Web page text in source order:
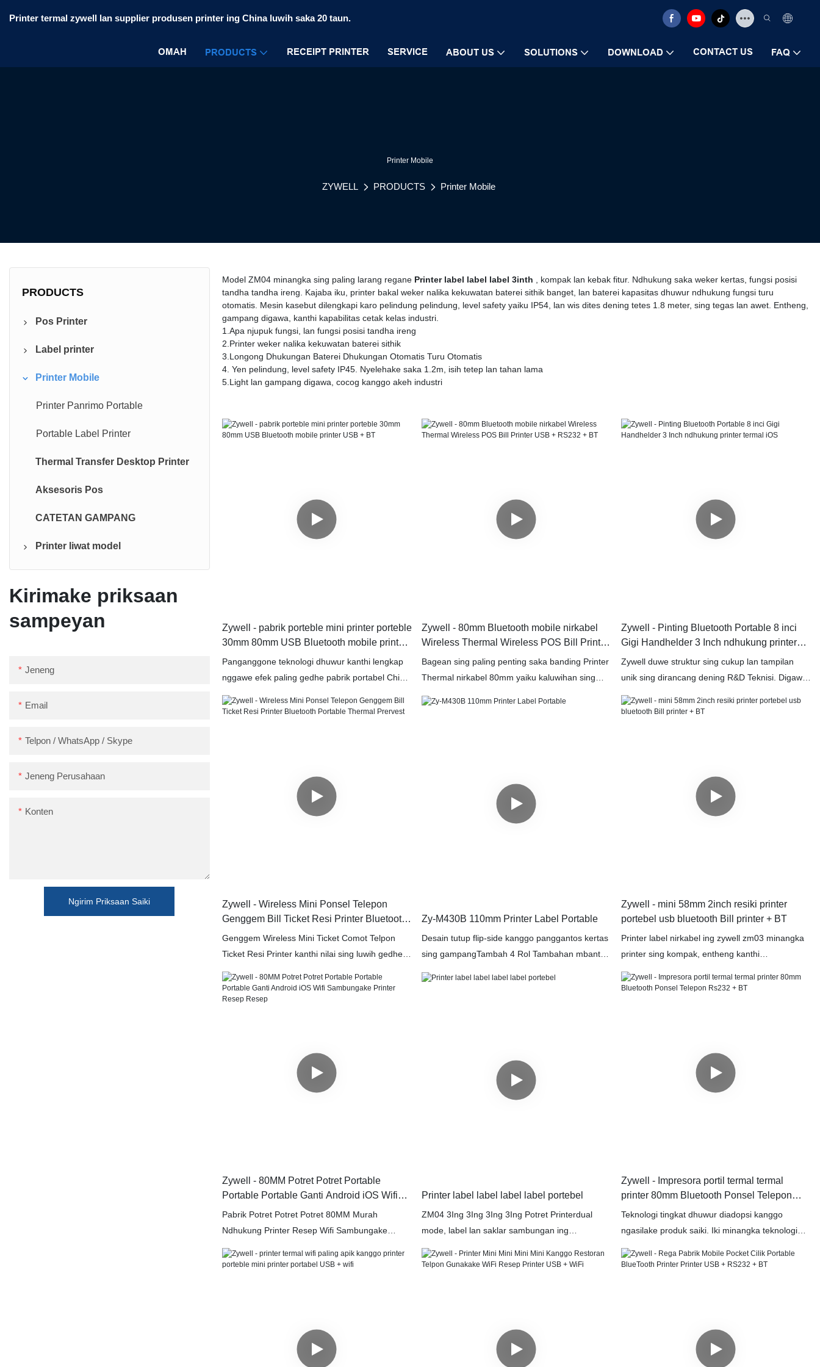
Printer termal zywell lan supplier produsen printer ing China luwih saka 20 taun.
OMAH PRODUCTS RECEIPT PRINTER SERVICE ABOUT US SOLUTIONS DOWNLOAD CONTACT US FAQ
Printer Mobile
ZYWELL PRODUCTS Printer Mobile
PRODUCTS
Pos Printer
Printer Resi 80mm
Printer Resi 58mm
Label printer
Printer label label 4 inci
Printer label label 3 inci
Printer Mobile
Printer Panrimo Portable
Portable Label Printer
Thermal Transfer Desktop Printer
Aksesoris Pos
CATETAN GAMPANG
Printer liwat model
Printer Kuitansi
Kirimake priksaan
sampeyan
Jeneng
Email
Telpon / WhatsApp / Skype
Jeneng Perusahaan
Konten
Ngirim Priksaan Saiki
Model ZM04 minangka sing paling larang regane Printer label label label 3inth
, kompak lan kebak fitur. Ndhukung saka weker kertas, fungsi posisi
tandha tandha ireng. Kajaba iku, printer bakal weker nalika kekuwatan baterei sithik banget, lan baterei kapasitas dhuwur ndhukung fungsi turu
otomatis. Mesin kasebut dilengkapi karo pelindung pelindung, level safety yaiku IP54, lan wis dites dening tetes 1.8 meter, sing tegas lan awet. Entheng,
gampang digawa, kanthi kapabilitas cetak kelas industri.
1.Apa njupuk fungsi, lan fungsi posisi tandha ireng
2.Printer weker nalika kekuwatan baterei sithik
3.Longong Dhukungan Baterei Dhukungan Otomatis Turu Otomatis
4. Yen pelindung, level safety IP45. Nyelehake saka 1.2m, isih tetep lan tahan lama
5.Light lan gampang digawa, cocog kanggo akeh industri
Zywell - pabrik porteble mini printer porteble
30mm 80mm USB Bluetooth mobile printer
USB + BT
Panganggone teknologi dhuwur kanthi lengkap
nggawe efek paling gedhe pabrik portabel China
3Inch 80mm USB Bluetooth printer wis diputer.
Nduwe aplikasi sing amba lan saiki cocog
Zywell - 80mm Bluetooth mobile nirkabel
Wireless Thermal Wireless POS Bill Printer
USB + RS232 + BT
Bagean sing paling penting saka banding Printer
Thermal nirkabel 80mm yaiku kaluwihan sing
dipimpin tren industri
Zywell - Pinting Bluetooth Portable 8 inci
Gigi Handhelder 3 Inch ndhukung printer
termal iOS
Zywell duwe struktur sing cukup lan tampilan
unik sing dirancang dening R&D Teknisi. Digawe
saka bahan mentah-wektu sing berkualitas
tinggi, printer mini, printer termal, cetak label,
Zywell - Wireless Mini Ponsel Telepon
Genggem Bill Ticket Resi Printer Bluetooth
Portable Thermal Prervest
Genggem Wireless Mini Ticket Comot Telpon
Ticket Resi Printer kanthi nilai sing luwih gedhe,
bisa entuk macem-macem aplikasi sing luwih
apik kanggo para pelanggan lan nggawe
macem-macem aplikasi, kalebu jinis printer
Zy-M430B 110mm Printer Label Portable
Desain tutup flip-side kanggo panggantos kertas
sing gampangTambah 4 Rol Tambahan mbantu
nambah macet kertas Desain tanpa tong
Zywell - mini 58mm 2inch resiki printer
portebel usb bluetooth Bill printer + BT
Printer label nirkabel ing zywell zm03 minangka
printer sing kompak, entheng kanthi
panyambungan Bluetooth lan Wi-Fi. Nawakake
percetakan kanthi resolusi dhuwur, kompatibel
Zywell - 80MM Potret Potret Portable
Portable Portable Ganti Android iOS Wifi
Sambungake Printer Resep Resep
Pabrik Potret Potret Potret 80MM Murah
Ndhukung Printer Resep Wifi Sambungake
Printer Resep Resep Pasar lan tetep karo
analisis industri profesional lan posisi produksi
Printer label label label label portebel
ZM04 3Ing 3Ing 3Ing 3Ing Potret Printerdual
mode, label lan saklar sambungan ing
WillBluetooth utawa WIFI sing bisa digunakake
ing pasar rapni, bisa dicithak kanthi bebas ing
Zywell - Impresora portil termal termal
printer 80mm Bluetooth Ponsel Telepon
Rs232 + BT
Teknologi tingkat dhuwur diadopsi kanggo
ngasilake produk saiki. Iki minangka teknologi
sing nyumbang kanggo pabrik produk sing
bermutu lan macem-macem printer alat bulet-bijil